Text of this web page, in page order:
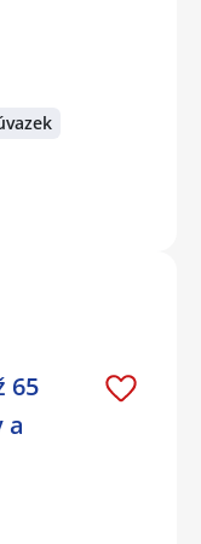
65
a